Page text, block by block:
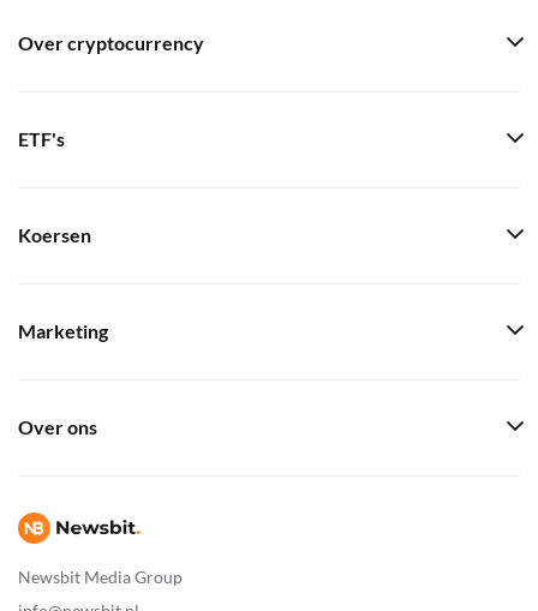
Newsbit Media Group
Over cryptocurrency
ETF's
Koersen
Marketing
Over ons